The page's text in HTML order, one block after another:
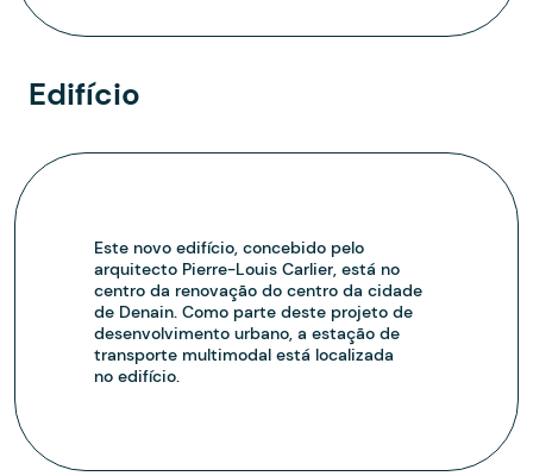
Edifício
Este novo edifício, concebido pelo
arquitecto Pierre-Louis Carlier, está no
centro da renovação do centro da cidade
de Denain. Como parte deste projeto de
desenvolvimento urbano, a estação de
transporte multimodal está localizada
no edifício.